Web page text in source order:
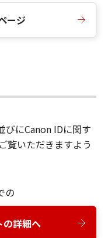
ージ
びにCanon IDに関す
覧いただきますよう
の
の詳細へ